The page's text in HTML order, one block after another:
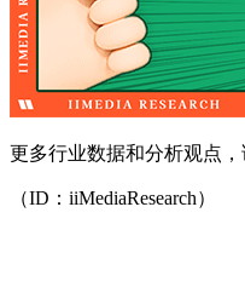
更多行业数据和分析观点
（ID：iiMediaResearch）